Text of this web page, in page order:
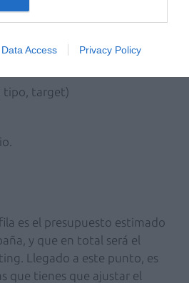
Data Access Privacy Policy
elaboración propia.
tipo, target)
es el presupuesto estimado
y que en total será el
Llegado a este punto, es
que tienes que ajustar el